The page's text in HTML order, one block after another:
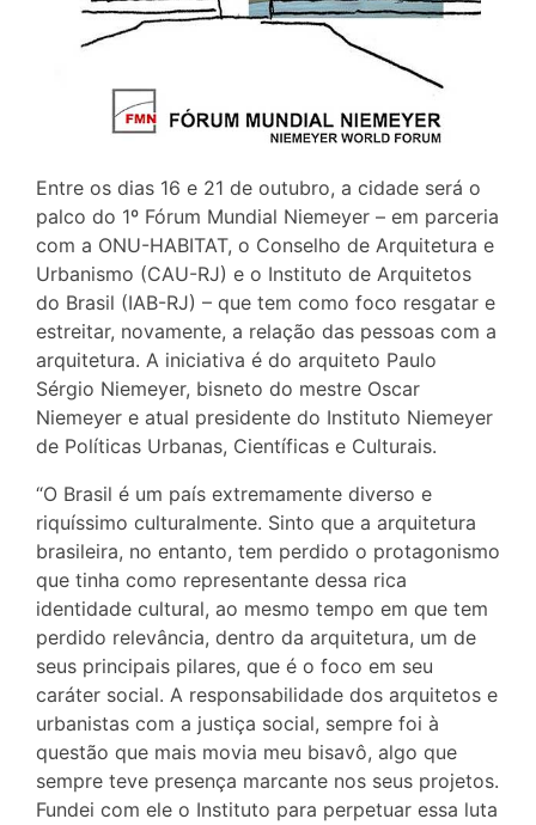
Entre os dias 16 e 21 de outubro, a cidade será o
palco do 1º Fórum Mundial Niemeyer – em parceria
com a ONU-HABITAT, o Conselho de Arquitetura e
Urbanismo (CAU-RJ) e o Instituto de Arquitetos
do Brasil (IAB-RJ) – que tem como foco resgatar e
estreitar, novamente, a relação das pessoas com a
arquitetura. A iniciativa é do arquiteto Paulo
Sérgio Niemeyer, bisneto do mestre Oscar
Niemeyer e atual presidente do Instituto Niemeyer
de Políticas Urbanas, Científicas e Culturais.
“O Brasil é um país extremamente diverso e
riquíssimo culturalmente. Sinto que a arquitetura
brasileira, no entanto, tem perdido o protagonismo
que tinha como representante dessa rica
identidade cultural, ao mesmo tempo em que tem
perdido relevância, dentro da arquitetura, um de
seus principais pilares, que é o foco em seu
caráter social. A responsabilidade dos arquitetos e
urbanistas com a justiça social, sempre foi à
questão que mais movia meu bisavô, algo que
sempre teve presença marcante nos seus projetos.
Fundei com ele o Instituto para perpetuar essa luta